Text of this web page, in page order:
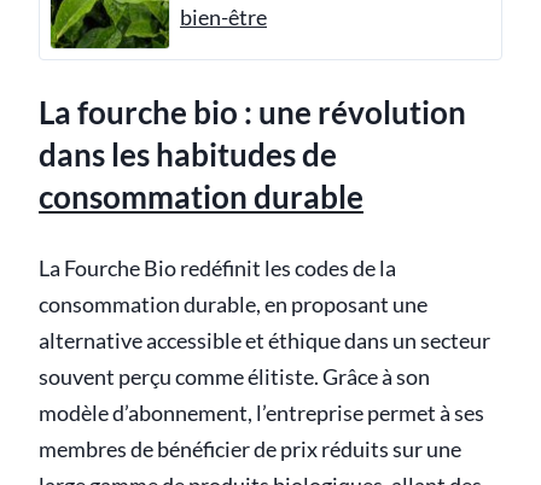
bien-être
La fourche bio : une révolution
dans les habitudes de
consommation durable
La Fourche Bio redéfinit les codes de la
consommation durable, en proposant une
alternative accessible et éthique dans un secteur
souvent perçu comme élitiste. Grâce à son
modèle d’abonnement, l’entreprise permet à ses
membres de bénéficier de prix réduits sur une